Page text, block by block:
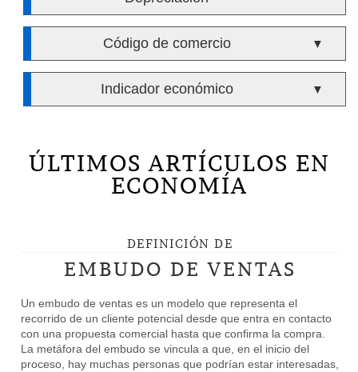
Código de comercio ▼
Indicador económico ▼
ÚLTIMOS ARTÍCULOS EN
ECONOMÍA
DEFINICIÓN DE
EMBUDO DE VENTAS
Un embudo de ventas es un modelo que representa el
recorrido de un cliente potencial desde que entra en contacto
con una propuesta comercial hasta que confirma la compra.
La metáfora del embudo se vincula a que, en el inicio del
proceso, hay muchas personas que podrían estar interesadas,